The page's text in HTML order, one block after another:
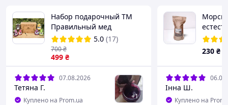
Набор подарочный ТМ
Правильный мед
«Медовые десерты»
Premium
5.0 (17)
499 ₴
700₴
07.08.2026
Тетяна Г.
Куплено на Prom.ua +1
230 ₴
Інна Ш.
Куплено на